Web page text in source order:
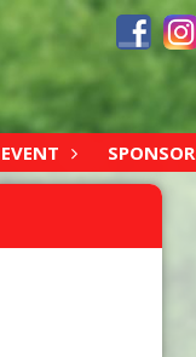
EVENT SPONSOR